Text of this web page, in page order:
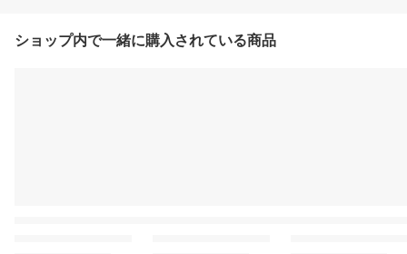
ショップ内で一緒に購入されている商品